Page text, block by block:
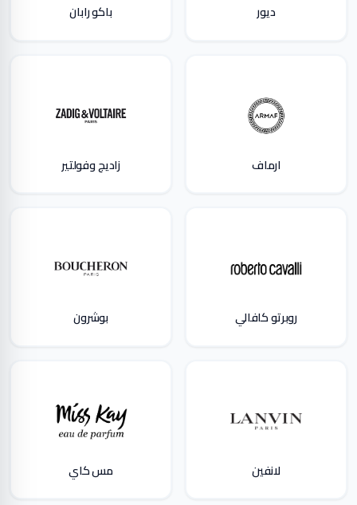
ديور باكو رابان
ارماف زاديج وفولتير
روبرتو كافالي بوشرون
لانفين مس كاي